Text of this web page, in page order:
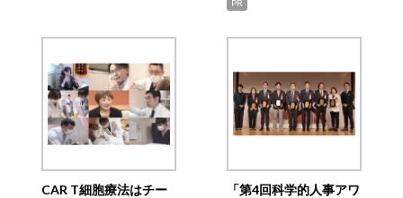
PR
CAR T細胞療法はチー
「第4回科学的人事アワ